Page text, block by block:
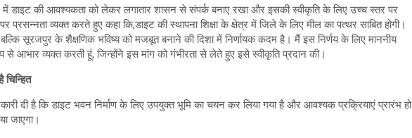
में डाइट की आवश्यकता को लेकर लगातार शासन से संपर्क बनाए रखा और इसकी स्वीकृति के लिए उच्च स्तर पर
प्रसन्नता व्यक्त करते हुए कहा कि,डाइट की स्थापना शिक्षा के क्षेत्र में जिले के लिए मील का पत्थर साबित होगी।
सूरजपुर के शैक्षणिक भविष्य को मजबूत बनाने की दिशा में निर्णायक कदम है। मैं इस निर्णय के लिए माननीय
से आभार व्यक्त करती हूं, जिन्होंने इस मांग को गंभीरता से लेते हुए इसे स्वीकृति प्रदान की।
चिन्हित
दी है कि डाइट भवन निर्माण के लिए उपयुक्त भूमि का चयन कर लिया गया है और आवश्यक प्रक्रियाएं प्रारंभ हो
जाएगा।